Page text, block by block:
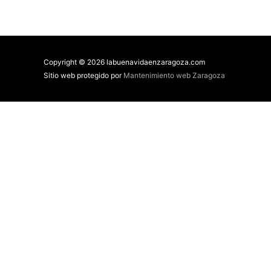
Copyright © 2026 labuenavidaenzaragoza.com
Sitio web protegido por Mantenimiento web Zaragoza